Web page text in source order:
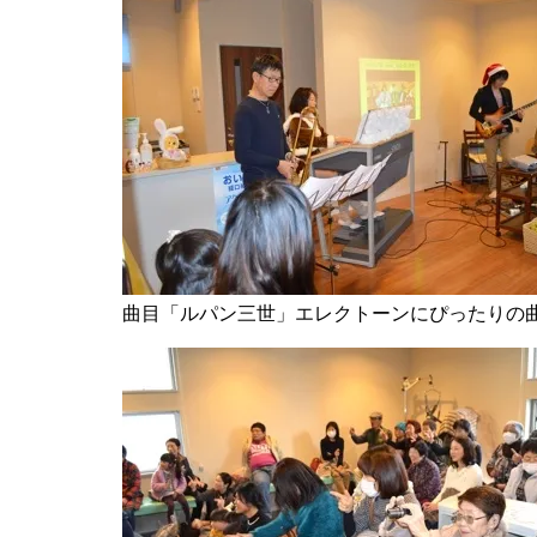
曲目「ルパン三世」エレクトーンにぴったりの